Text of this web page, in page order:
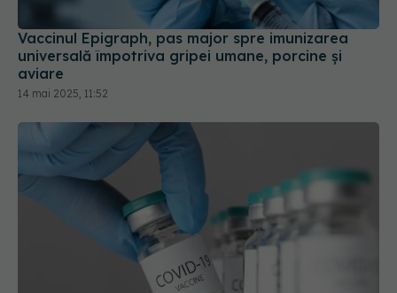
Vaccinul Epigraph, pas major spre imunizarea
universală împotriva gripei umane, porcine și
aviare
14 mai 2025, 11:52